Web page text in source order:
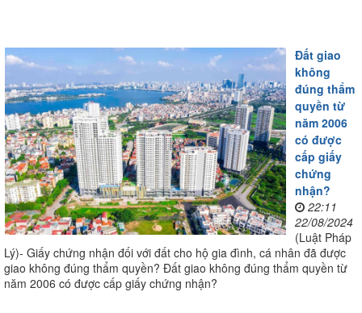
Đất giao
không
đúng thẩm
quyền từ
năm 2006
có được
cấp giấy
chứng
nhận?
22:11
22/08/2024
(Luật Pháp
Lý)- Giấy chứng nhận đối với đất cho hộ gia đình, cá nhân đã được
giao không đúng thẩm quyền? Đất giao không đúng thẩm quyền từ
năm 2006 có được cấp giấy chứng nhận?